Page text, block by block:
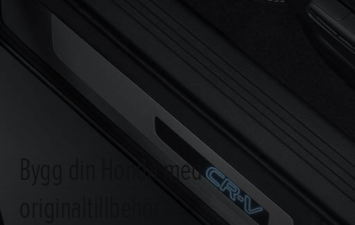
Bygg din Honda med